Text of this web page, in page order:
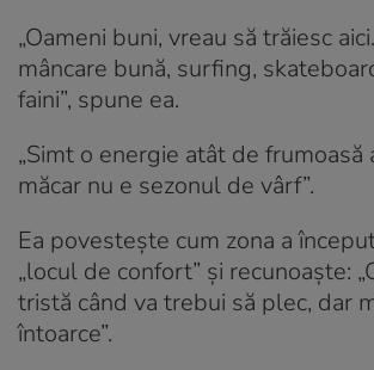
„Oameni buni, vreau să trăiesc
mâncare bună, surfing,
faini”, spune ea.
„Simt o energie atât de frumoasă
măcar nu e sezonul de vârf”.
Ea povestește cum zona a
„locul de confort” și recunoaște:
tristă când va trebui să plec, dar
întoarce”.